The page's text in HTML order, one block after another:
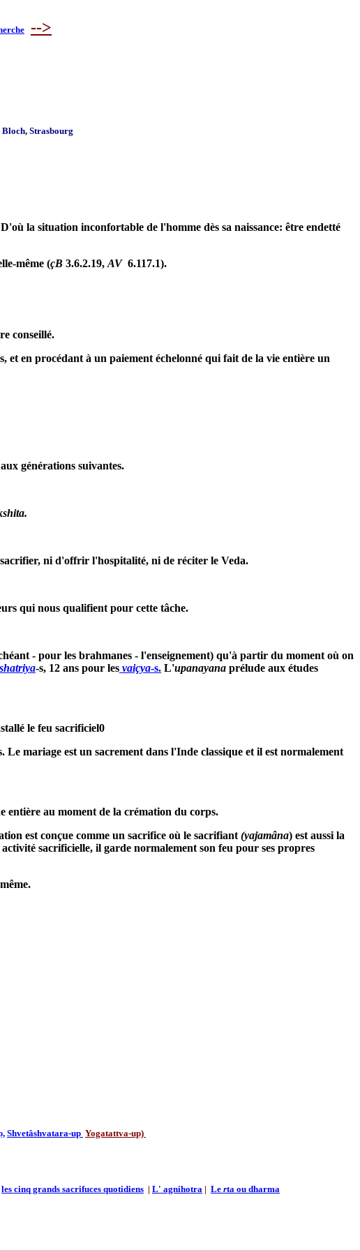
-->
Strasbourg
la situation inconfortable de l'homme dès sa naissance: être endetté
même (çB 3.6.2.19, AV 6.117.1).
conseillé.
en procédant à un paiement échelonné qui fait de la vie entière un
générations suivantes.
ni d'offrir l'hospitalité, ni de réciter le Veda.
qui nous qualifient pour cette tâche.
- pour les brahmanes - l'enseignement) qu'à partir du moment où on
-s, 12 ans pour les vaiçya-s. L'upanayana prélude aux études
le feu sacrificiel0
mariage est un sacrement dans l'Inde classique et il est normalement
entière au moment de la crémation du corps.
est conçue comme un sacrifice où le sacrifiant (yajamâna) est aussi la
sacrificielle, il garde normalement son feu pour ses propres
Shvetâshvatara-up Yogatattva-up)
les cinq grands sacrifuces quotidiens | L' agnihotra | Le rta ou dharma